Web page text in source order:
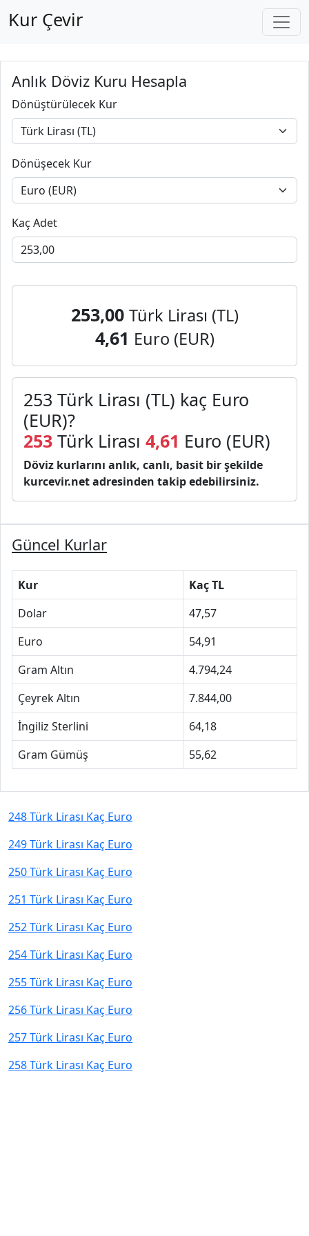
Kur Çevir
Anlık Döviz Kuru Hesapla
Dönüştürülecek Kur
Dönüşecek Kur
Kaç Adet
253,00 Türk Lirası (TL)
4,61 Euro (EUR)
253 Türk Lirası (TL) kaç Euro
(EUR)?
253 Türk Lirası 4,61 Euro (EUR)
Döviz kurlarını anlık, canlı, basit bir şekilde
kurcevir.net adresinden takip edebilirsiniz.
Güncel Kurlar
Kur
Kaç TL
Dolar
47,57
Euro
54,91
Gram Altın
4.794,24
Çeyrek Altın
7.844,00
İngiliz Sterlini
64,18
Gram Gümüş
55,62
248 Türk Lirası Kaç Euro
249 Türk Lirası Kaç Euro
250 Türk Lirası Kaç Euro
251 Türk Lirası Kaç Euro
252 Türk Lirası Kaç Euro
254 Türk Lirası Kaç Euro
255 Türk Lirası Kaç Euro
256 Türk Lirası Kaç Euro
257 Türk Lirası Kaç Euro
258 Türk Lirası Kaç Euro